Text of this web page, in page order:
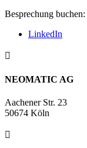
Besprechung buchen:
LinkedIn

NEOMATIC AG
Aachener Str. 23
50674 Köln
